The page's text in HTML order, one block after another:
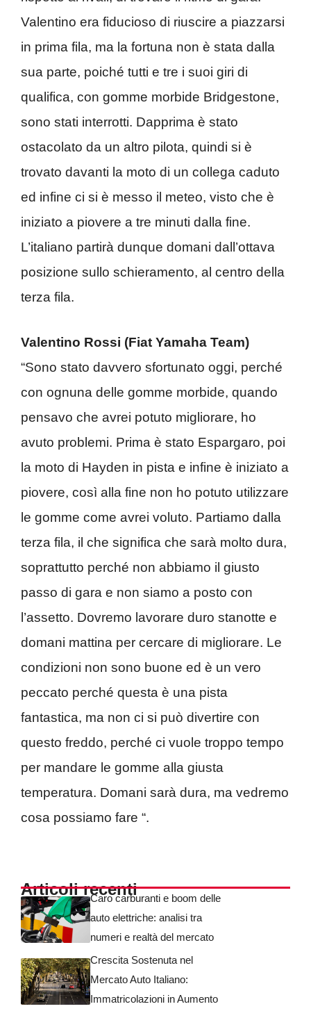
Valentino era fiducioso di riuscire a piazzarsi
in prima fila, ma la fortuna non è stata dalla
sua parte, poiché tutti e tre i suoi giri di
qualifica, con gomme morbide Bridgestone,
sono stati interrotti. Dapprima è stato
ostacolato da un altro pilota, quindi si è
trovato davanti la moto di un collega caduto
ed infine ci si è messo il meteo, visto che è
iniziato a piovere a tre minuti dalla fine.
L’italiano partirà dunque domani dall’ottava
posizione sullo schieramento, al centro della
terza fila.
Valentino Rossi (Fiat Yamaha Team)
“Sono stato davvero sfortunato oggi, perché
con ognuna delle gomme morbide, quando
pensavo che avrei potuto migliorare, ho
avuto problemi. Prima è stato Espargaro, poi
la moto di Hayden in pista e infine è iniziato a
piovere, così alla fine non ho potuto utilizzare
le gomme come avrei voluto. Partiamo dalla
terza fila, il che significa che sarà molto dura,
soprattutto perché non abbiamo il giusto
passo di gara e non siamo a posto con
l’assetto. Dovremo lavorare duro stanotte e
domani mattina per cercare di migliorare. Le
condizioni non sono buone ed è un vero
peccato perché questa è una pista
fantastica, ma non ci si può divertire con
questo freddo, perché ci vuole troppo tempo
per mandare le gomme alla giusta
temperatura. Domani sarà dura, ma vedremo
cosa possiamo fare “.
Articoli recentiCaro carburanti e boom delle
auto elettriche: analisi tra
numeri e realtà del mercato
Crescita Sostenuta nel
Mercato Auto Italiano:
Immatricolazioni in Aumento